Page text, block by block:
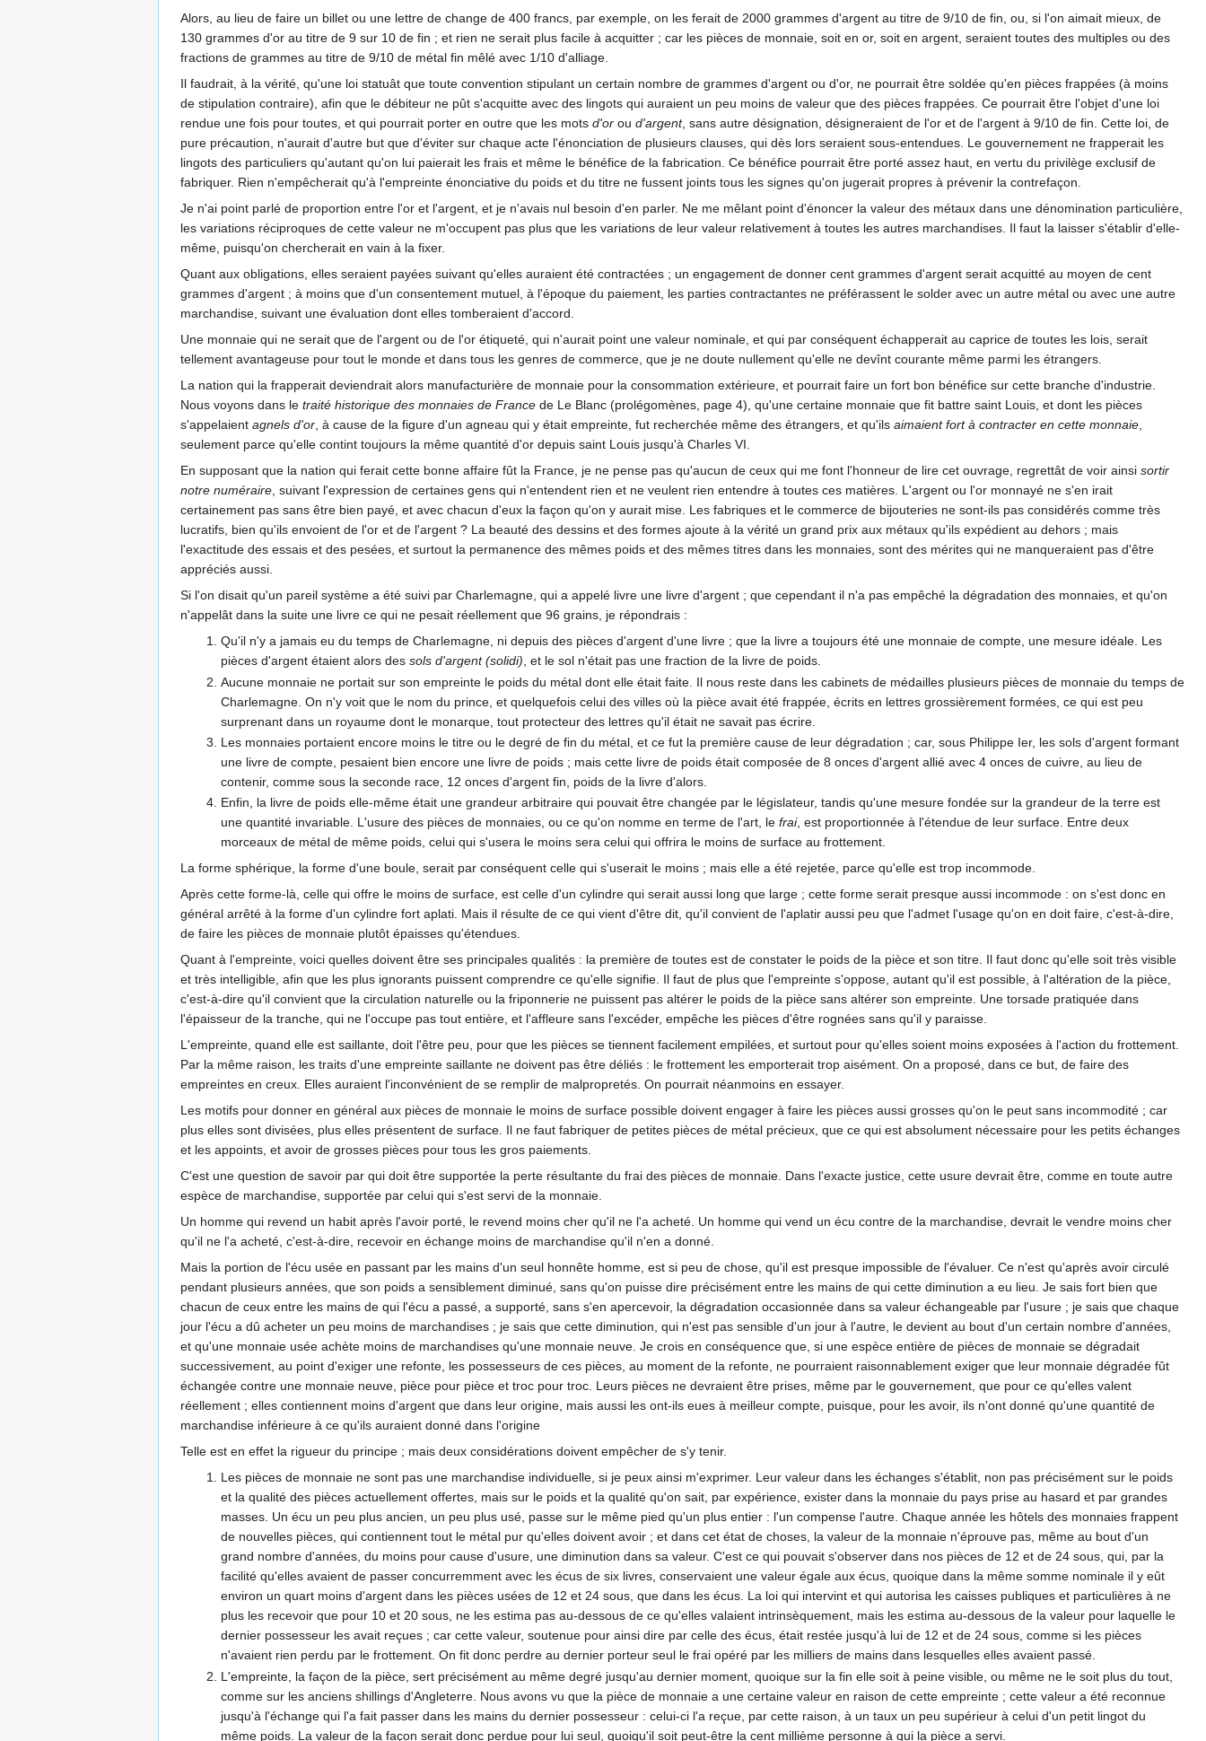
Alors, au lieu de faire un billet ou une lettre de change de 400 francs, par exemple, on les ferait de 2000 grammes d'argent au titre de 9/10 de fin, ou, si l'on aimait mieux, de
130 grammes d'or au titre de 9 sur 10 de fin ; et rien ne serait plus facile à acquitter ; car les pièces de monnaie, soit en or, soit en argent, seraient toutes des multiples ou des
fractions de grammes au titre de 9/10 de métal fin mêlé avec 1/10 d'alliage.
Il faudrait, à la vérité, qu'une loi statuât que toute convention stipulant un certain nombre de grammes d'argent ou d'or, ne pourrait être soldée qu'en pièces frappées (à moins
de stipulation contraire), afin que le débiteur ne pût s'acquitte avec des lingots qui auraient un peu moins de valeur que des pièces frappées. Ce pourrait être l'objet d'une loi
rendue une fois pour toutes, et qui pourrait porter en outre que les mots d'or ou d'argent, sans autre désignation, désigneraient de l'or et de l'argent à 9/10 de fin. Cette loi, de
pure précaution, n'aurait d'autre but que d'éviter sur chaque acte l'énonciation de plusieurs clauses, qui dès lors seraient sous-entendues. Le gouvernement ne frapperait les
lingots des particuliers qu'autant qu'on lui paierait les frais et même le bénéfice de la fabrication. Ce bénéfice pourrait être porté assez haut, en vertu du privilège exclusif de
fabriquer. Rien n'empêcherait qu'à l'empreinte énonciative du poids et du titre ne fussent joints tous les signes qu'on jugerait propres à prévenir la contrefaçon.
Je n'ai point parlé de proportion entre l'or et l'argent, et je n'avais nul besoin d'en parler. Ne me mêlant point d'énoncer la valeur des métaux dans une dénomination particulière,
les variations réciproques de cette valeur ne m'occupent pas plus que les variations de leur valeur relativement à toutes les autres marchandises. Il faut la laisser s'établir d'elle-
même, puisqu'on chercherait en vain à la fixer.
Quant aux obligations, elles seraient payées suivant qu'elles auraient été contractées ; un engagement de donner cent grammes d'argent serait acquitté au moyen de cent
grammes d'argent ; à moins que d'un consentement mutuel, à l'époque du paiement, les parties contractantes ne préférassent le solder avec un autre métal ou avec une autre
marchandise, suivant une évaluation dont elles tomberaient d'accord.
Une monnaie qui ne serait que de l'argent ou de l'or étiqueté, qui n'aurait point une valeur nominale, et qui par conséquent échapperait au caprice de toutes les lois, serait
tellement avantageuse pour tout le monde et dans tous les genres de commerce, que je ne doute nullement qu'elle ne devînt courante même parmi les étrangers.
La nation qui la frapperait deviendrait alors manufacturière de monnaie pour la consommation extérieure, et pourrait faire un fort bon bénéfice sur cette branche d'industrie.
Nous voyons dans le traité historique des monnaies de France de Le Blanc (prolégomènes, page 4), qu'une certaine monnaie que fit battre saint Louis, et dont les pièces
s'appelaient agnels d'or, à cause de la figure d'un agneau qui y était empreinte, fut recherchée même des étrangers, et qu'ils aimaient fort à contracter en cette monnaie,
seulement parce qu'elle contint toujours la même quantité d'or depuis saint Louis jusqu'à Charles VI.
En supposant que la nation qui ferait cette bonne affaire fût la France, je ne pense pas qu'aucun de ceux qui me font l'honneur de lire cet ouvrage, regrettât de voir ainsi sortir
notre numéraire, suivant l'expression de certaines gens qui n'entendent rien et ne veulent rien entendre à toutes ces matières. L'argent ou l'or monnayé ne s'en irait
certainement pas sans être bien payé, et avec chacun d'eux la façon qu'on y aurait mise. Les fabriques et le commerce de bijouteries ne sont-ils pas considérés comme très
lucratifs, bien qu'ils envoient de l'or et de l'argent ? La beauté des dessins et des formes ajoute à la vérité un grand prix aux métaux qu'ils expédient au dehors ; mais
l'exactitude des essais et des pesées, et surtout la permanence des mêmes poids et des mêmes titres dans les monnaies, sont des mérites qui ne manqueraient pas d'être
appréciés aussi.
Si l'on disait qu'un pareil système a été suivi par Charlemagne, qui a appelé livre une livre d'argent ; que cependant il n'a pas empêché la dégradation des monnaies, et qu'on
n'appelât dans la suite une livre ce qui ne pesait réellement que 96 grains, je répondrais :
Qu'il n'y a jamais eu du temps de Charlemagne, ni depuis des pièces d'argent d'une livre ; que la livre a toujours été une monnaie de compte, une mesure idéale. Les
pièces d'argent étaient alors des sols d'argent (solidi), et le sol n'était pas une fraction de la livre de poids.
Aucune monnaie ne portait sur son empreinte le poids du métal dont elle était faite. Il nous reste dans les cabinets de médailles plusieurs pièces de monnaie du temps de
Charlemagne. On n'y voit que le nom du prince, et quelquefois celui des villes où la pièce avait été frappée, écrits en lettres grossièrement formées, ce qui est peu
surprenant dans un royaume dont le monarque, tout protecteur des lettres qu'il était ne savait pas écrire.
Les monnaies portaient encore moins le titre ou le degré de fin du métal, et ce fut la première cause de leur dégradation ; car, sous Philippe Ier, les sols d'argent formant
une livre de compte, pesaient bien encore une livre de poids ; mais cette livre de poids était composée de 8 onces d'argent allié avec 4 onces de cuivre, au lieu de
contenir, comme sous la seconde race, 12 onces d'argent fin, poids de la livre d'alors.
Enfin, la livre de poids elle-même était une grandeur arbitraire qui pouvait être changée par le législateur, tandis qu'une mesure fondée sur la grandeur de la terre est
une quantité invariable. L'usure des pièces de monnaies, ou ce qu'on nomme en terme de l'art, le frai, est proportionnée à l'étendue de leur surface. Entre deux
morceaux de métal de même poids, celui qui s'usera le moins sera celui qui offrira le moins de surface au frottement.
La forme sphérique, la forme d'une boule, serait par conséquent celle qui s'userait le moins ; mais elle a été rejetée, parce qu'elle est trop incommode.
Après cette forme-là, celle qui offre le moins de surface, est celle d'un cylindre qui serait aussi long que large ; cette forme serait presque aussi incommode : on s'est donc en
général arrêté à la forme d'un cylindre fort aplati. Mais il résulte de ce qui vient d'être dit, qu'il convient de l'aplatir aussi peu que l'admet l'usage qu'on en doit faire, c'est-à-dire,
de faire les pièces de monnaie plutôt épaisses qu'étendues.
Quant à l'empreinte, voici quelles doivent être ses principales qualités : la première de toutes est de constater le poids de la pièce et son titre. Il faut donc qu'elle soit très visible
et très intelligible, afin que les plus ignorants puissent comprendre ce qu'elle signifie. Il faut de plus que l'empreinte s'oppose, autant qu'il est possible, à l'altération de la pièce,
c'est-à-dire qu'il convient que la circulation naturelle ou la friponnerie ne puissent pas altérer le poids de la pièce sans altérer son empreinte. Une torsade pratiquée dans
l'épaisseur de la tranche, qui ne l'occupe pas tout entière, et l'affleure sans l'excéder, empêche les pièces d'être rognées sans qu'il y paraisse.
L'empreinte, quand elle est saillante, doit l'être peu, pour que les pièces se tiennent facilement empilées, et surtout pour qu'elles soient moins exposées à l'action du frottement.
Par la même raison, les traits d'une empreinte saillante ne doivent pas être déliés : le frottement les emporterait trop aisément. On a proposé, dans ce but, de faire des
empreintes en creux. Elles auraient l'inconvénient de se remplir de malpropretés. On pourrait néanmoins en essayer.
Les motifs pour donner en général aux pièces de monnaie le moins de surface possible doivent engager à faire les pièces aussi grosses qu'on le peut sans incommodité ; car
plus elles sont divisées, plus elles présentent de surface. Il ne faut fabriquer de petites pièces de métal précieux, que ce qui est absolument nécessaire pour les petits échanges
et les appoints, et avoir de grosses pièces pour tous les gros paiements.
C'est une question de savoir par qui doit être supportée la perte résultante du frai des pièces de monnaie. Dans l'exacte justice, cette usure devrait être, comme en toute autre
espèce de marchandise, supportée par celui qui s'est servi de la monnaie.
Un homme qui revend un habit après l'avoir porté, le revend moins cher qu'il ne l'a acheté. Un homme qui vend un écu contre de la marchandise, devrait le vendre moins cher
qu'il ne l'a acheté, c'est-à-dire, recevoir en échange moins de marchandise qu'il n'en a donné.
Mais la portion de l'écu usée en passant par les mains d'un seul honnête homme, est si peu de chose, qu'il est presque impossible de l'évaluer. Ce n'est qu'après avoir circulé
pendant plusieurs années, que son poids a sensiblement diminué, sans qu'on puisse dire précisément entre les mains de qui cette diminution a eu lieu. Je sais fort bien que
chacun de ceux entre les mains de qui l'écu a passé, a supporté, sans s'en apercevoir, la dégradation occasionnée dans sa valeur échangeable par l'usure ; je sais que chaque
jour l'écu a dû acheter un peu moins de marchandises ; je sais que cette diminution, qui n'est pas sensible d'un jour à l'autre, le devient au bout d'un certain nombre d'années,
et qu'une monnaie usée achète moins de marchandises qu'une monnaie neuve. Je crois en conséquence que, si une espèce entière de pièces de monnaie se dégradait
successivement, au point d'exiger une refonte, les possesseurs de ces pièces, au moment de la refonte, ne pourraient raisonnablement exiger que leur monnaie dégradée fût
échangée contre une monnaie neuve, pièce pour pièce et troc pour troc. Leurs pièces ne devraient être prises, même par le gouvernement, que pour ce qu'elles valent
réellement ; elles contiennent moins d'argent que dans leur origine, mais aussi les ont-ils eues à meilleur compte, puisque, pour les avoir, ils n'ont donné qu'une quantité de
marchandise inférieure à ce qu'ils auraient donné dans l'origine
Telle est en effet la rigueur du principe ; mais deux considérations doivent empêcher de s'y tenir.
Les pièces de monnaie ne sont pas une marchandise individuelle, si je peux ainsi m'exprimer. Leur valeur dans les échanges s'établit, non pas précisément sur le poids
et la qualité des pièces actuellement offertes, mais sur le poids et la qualité qu'on sait, par expérience, exister dans la monnaie du pays prise au hasard et par grandes
masses. Un écu un peu plus ancien, un peu plus usé, passe sur le même pied qu'un plus entier : l'un compense l'autre. Chaque année les hôtels des monnaies frappent
de nouvelles pièces, qui contiennent tout le métal pur qu'elles doivent avoir ; et dans cet état de choses, la valeur de la monnaie n'éprouve pas, même au bout d'un
grand nombre d'années, du moins pour cause d'usure, une diminution dans sa valeur. C'est ce qui pouvait s'observer dans nos pièces de 12 et de 24 sous, qui, par la
facilité qu'elles avaient de passer concurremment avec les écus de six livres, conservaient une valeur égale aux écus, quoique dans la même somme nominale il y eût
environ un quart moins d'argent dans les pièces usées de 12 et 24 sous, que dans les écus. La loi qui intervint et qui autorisa les caisses publiques et particulières à ne
plus les recevoir que pour 10 et 20 sous, ne les estima pas au-dessous de ce qu'elles valaient intrinsèquement, mais les estima au-dessous de la valeur pour laquelle le
dernier possesseur les avait reçues ; car cette valeur, soutenue pour ainsi dire par celle des écus, était restée jusqu'à lui de 12 et de 24 sous, comme si les pièces
n'avaient rien perdu par le frottement. On fit donc perdre au dernier porteur seul le frai opéré par les milliers de mains dans lesquelles elles avaient passé.
L'empreinte, la façon de la pièce, sert précisément au même degré jusqu'au dernier moment, quoique sur la fin elle soit à peine visible, ou même ne le soit plus du tout,
comme sur les anciens shillings d'Angleterre. Nous avons vu que la pièce de monnaie a une certaine valeur en raison de cette empreinte ; cette valeur a été reconnue
jusqu'à l'échange qui l'a fait passer dans les mains du dernier possesseur : celui-ci l'a reçue, par cette raison, à un taux un peu supérieur à celui d'un petit lingot du
même poids. La valeur de la façon serait donc perdue pour lui seul, quoiqu'il soit peut-être la cent millième personne à qui la pièce a servi.